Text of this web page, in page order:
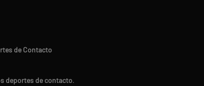
de Contacto
deportes de contacto.